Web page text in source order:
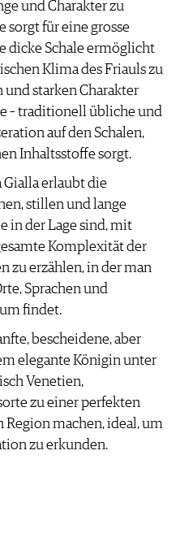
und Charakter zu
sorgt für eine grosse
dicke Schale ermöglicht
Klima des Friauls zu
starken Charakter
– traditionell übliche und
auf den Schalen,
Inhaltsstoffe sorgt.
Gialla erlaubt die
stillen und lange
in der Lage sind, mit
Komplexität der
zu erzählen, in der man
Sprachen und
findet.
bescheidene, aber
elegante Königin unter
Venetien,
zu einer perfekten
machen, ideal, um
zu erkunden.